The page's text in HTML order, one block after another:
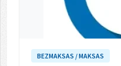
BEZMAKSAS / MAKSAS